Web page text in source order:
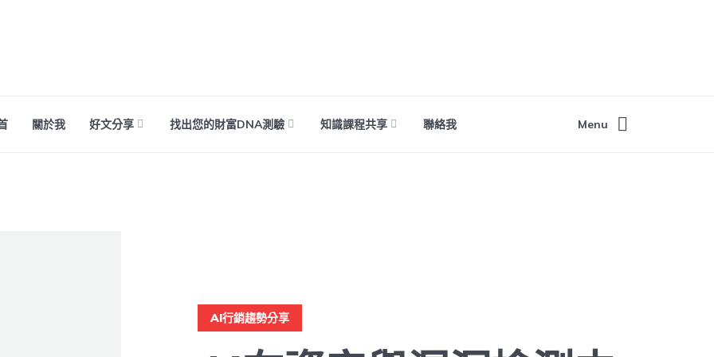
關於我 好文分享 找出您的財富DNA測驗 知識課程共享 聯絡我 Menu
AI行銷趨勢分享